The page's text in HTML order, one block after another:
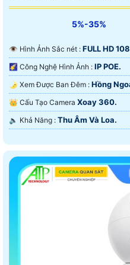
5%-35%
👁 Hình Ảnh Sắc nét : FULL HD
🌠 Công Nghệ Hình Ảnh : IP POE.
🌛 Xem Được Ban Đêm : Hồng
👑 Cấu Tạo Camera Xoay 360.
️🔈 Khả Năng : Thu Âm Và Loa.